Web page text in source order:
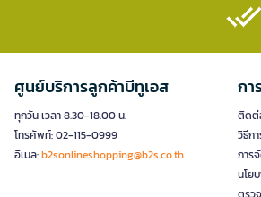
ศูนย์บริการลูกค้าบีทูเอส
ทุกวัน เวลา 8.30-18.00 น.
โทรศัพท์: 02-115-0999
อีเมล:b2sonlineshopping@b2s.co.th
กา
ติดต่
วิธีก
การ
นโย